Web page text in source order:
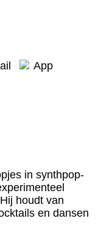
App
in synthpop-
houdt van
en dansen